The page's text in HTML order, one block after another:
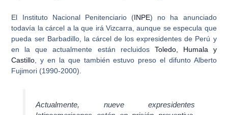
El Instituto Nacional Penitenciario(INPE) no ha anunciado
todavía la cárcel a la que irá Vizcarra, aunque se especula que
pueda ser Barbadillo, la cárcel de los expresidentes de Perú y
en la que actualmente están recluidos Toledo, Humala y
Castillo , y en la que también estuvo preso el difunto Alberto
Fujimori (1990-2000).
Actualmente, nueve expresidentes